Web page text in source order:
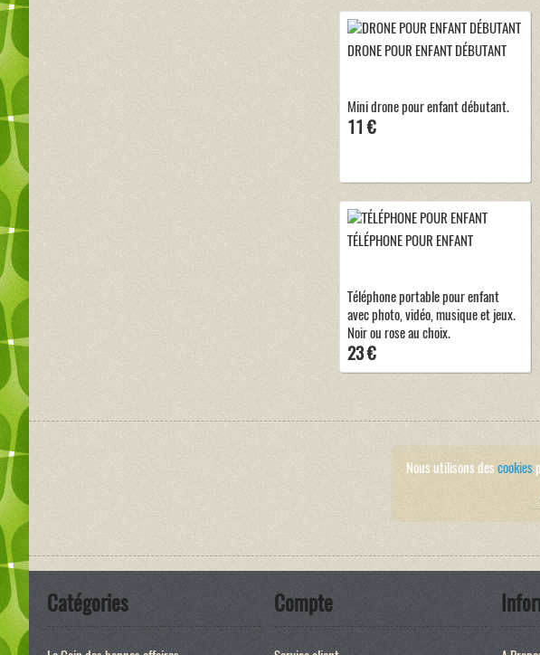
DRONE POUR ENFANT DÉBUTANT
Mini drone pour enfant débutant.
11 €
TÉLÉPHONE POUR ENFANT
Téléphone portable pour enfant
avec photo, vidéo, musique et jeux.
Noir ou rose au choix.
23 €
Nous utilisons des cookies
Catégories Compte